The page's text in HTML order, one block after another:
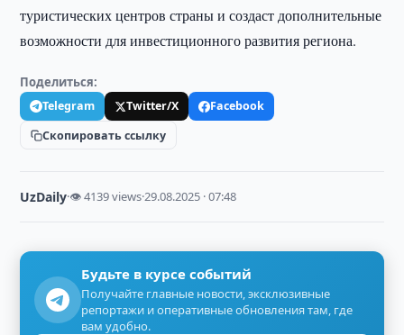
туристических центров страны и создаст дополнительные
возможности для инвестиционного развития региона.
Поделиться:
Telegram Twitter/X
Facebook
Скопировать ссылку
UzDaily·👁 4139 views·29.08.2025 · 07:48
Будьте в курсе событий
Получайте главные новости, эксклюзивные
репортажи и оперативные обновления там, где
вам удобно.